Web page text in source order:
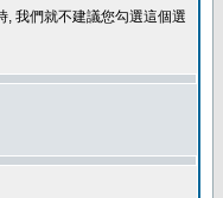
, 我們就不建議您勾選這個選